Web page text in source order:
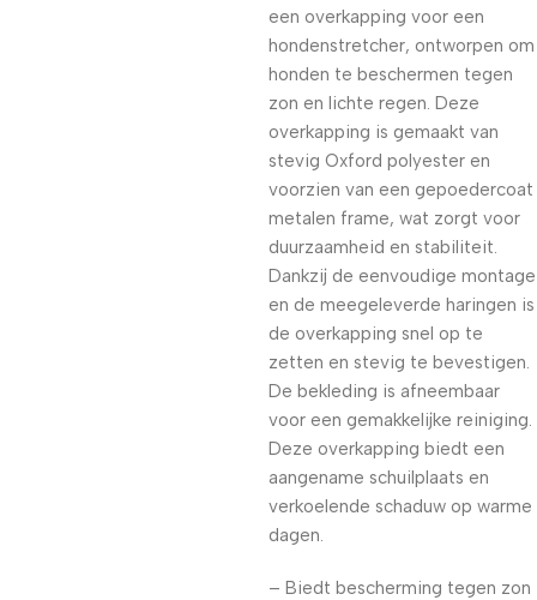
een overkapping voor een
hondenstretcher, ontworpen om
honden te beschermen tegen
zon en lichte regen. Deze
overkapping is gemaakt van
stevig Oxford polyester en
voorzien van een gepoedercoat
metalen frame, wat zorgt voor
duurzaamheid en stabiliteit.
Dankzij de eenvoudige montage
en de meegeleverde haringen is
de overkapping snel op te
zetten en stevig te bevestigen.
De bekleding is afneembaar
voor een gemakkelijke reiniging.
Deze overkapping biedt een
aangename schuilplaats en
verkoelende schaduw op warme
dagen.
– Biedt bescherming tegen zon